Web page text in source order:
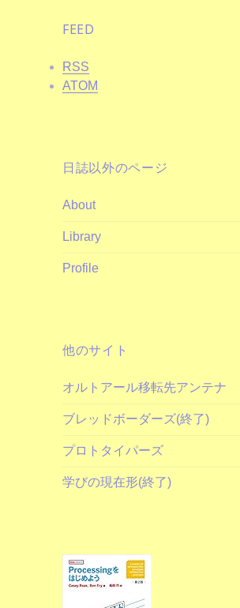
FEED
RSS
ATOM
日誌以外のページ
About
Library
Profile
他のサイト
オルトアール移転先アンテナ
ブレッドボーダーズ(終了)
プロトタイパーズ
学びの現在形(終了)